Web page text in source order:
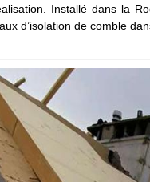
Installé dans la
d’isolation de comble